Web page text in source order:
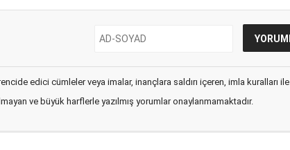
edici cümleler veya imalar, inançlara saldırı içeren, imla kuralları ile
ve büyük harflerle yazılmış yorumlar onaylanmamaktadır.